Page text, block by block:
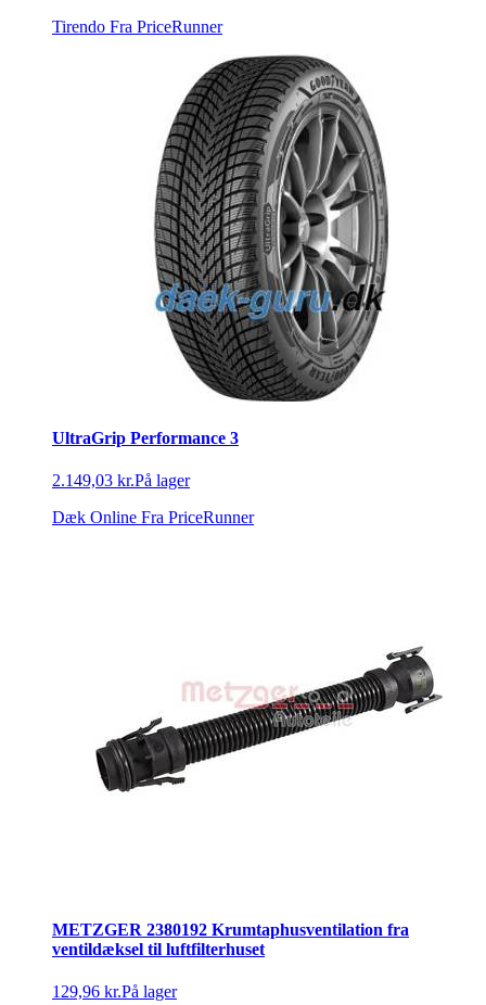
Tirendo Fra PriceRunner
UltraGrip Performance 3
2.149,03 kr.På lager
Dæk Online Fra PriceRunner
METZGER 2380192 Krumtaphusventilation fra
ventildæksel til luftfilterhuset
129,96 kr.På lager